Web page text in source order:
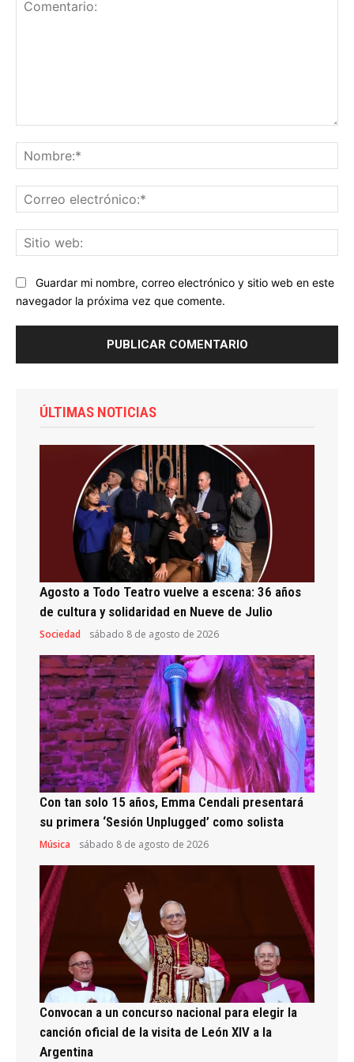
Guardar mi nombre, correo electrónico y sitio web en este
navegador la próxima vez que comente.
ÚLTIMAS NOTICIAS
Agosto a Todo Teatro vuelve a escena: 36 años
de cultura y solidaridad en Nueve de Julio
Sociedad sábado 8 de agosto de 2026
Con tan solo 15 años, Emma Cendali presentará
su primera ‘Sesión Unplugged’ como solista
Música sábado 8 de agosto de 2026
Convocan a un concurso nacional para elegir la
canción oficial de la visita de León XIV a la
Argentina